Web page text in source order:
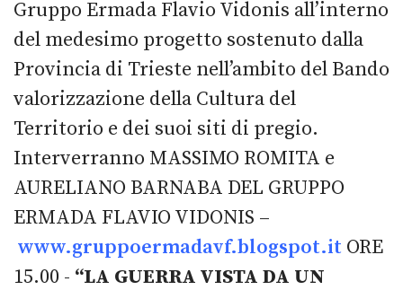
Gruppo Ermada Flavio Vidonis all’interno
del medesimo progetto sostenuto dalla
Provincia di Trieste nell’ambito del Bando
valorizzazione della Cultura del
Territorio e dei suoi siti di pregio.
Interverranno MASSIMO ROMITA e
AURELIANO BARNABA DEL GRUPPO
ERMADA FLAVIO VIDONIS –
www.gruppoermadavf.blogspot.it ORE
15.00 - “LA GUERRA VISTA DA UN